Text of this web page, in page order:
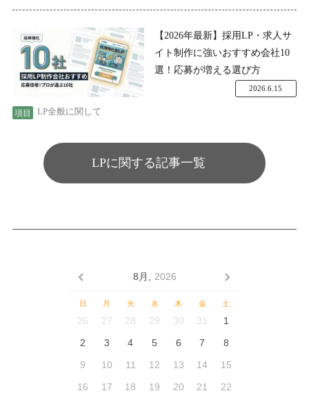
【2026年最新】採用LP・求人サ
イト制作に強いおすすめ会社10
選！応募が増える選び方
LP全般に関して
2026.6.15
LPに関する記事一覧
8月, 2026
日 月 火 水 木 金 土
26 27 28 29 30 31
1
2
3 4 5 6 7
8
9
10 11 12 13 14
15
16
17 18 19 20 21 22